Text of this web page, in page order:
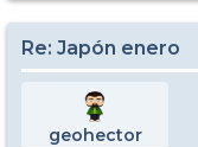
Re: Japón enero
geohector